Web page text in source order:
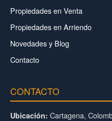
Propiedades en Venta
Propiedades en Arriendo
Novedades y Blog
Contacto
CONTACTO
Ubicación: Cartagena,